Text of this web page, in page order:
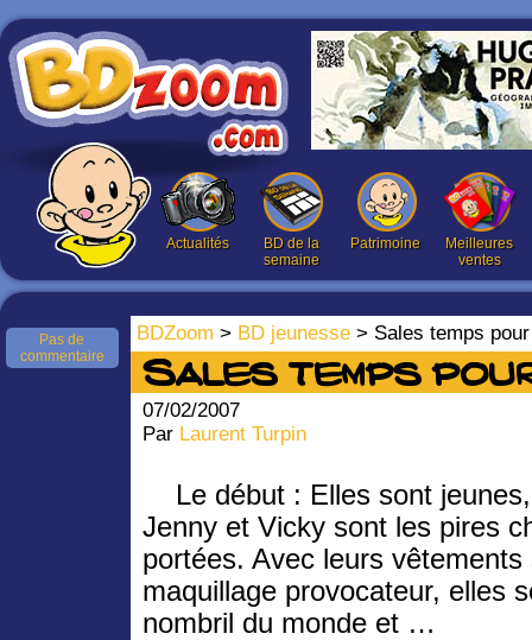
Actualités
BD de la
semaine
Patrimoine
Meilleures
ventes
BDZoom > BD jeunesse > Sales temps
Pas de
commentaire
Sales temps
07/02/2007
Par Laurent Turpin
Le début : Elles sont
Jenny et Vicky sont les pires
portées. Avec leurs
maquillage provocateur, elles
nombril du monde et …